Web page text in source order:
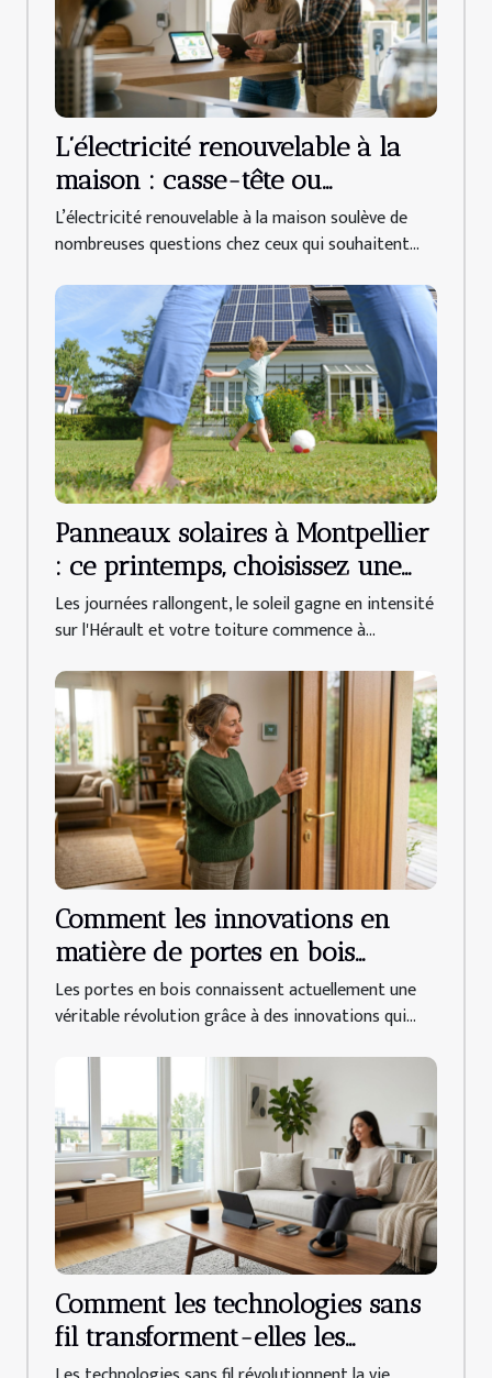
L’électricité renouvelable à la
maison : casse-tête ou
opportunité accessible ?
L’électricité renouvelable à la maison soulève de
nombreuses questions chez ceux qui souhaitent...
Panneaux solaires à Montpellier
: ce printemps, choisissez une
entreprise locale pour vous
lancer !
Les journées rallongent, le soleil gagne en intensité
sur l'Hérault et votre toiture commence à...
Comment les innovations en
matière de portes en bois
améliorent-elles l'efficacité
énergétique ?
Les portes en bois connaissent actuellement une
véritable révolution grâce à des innovations qui...
Comment les technologies sans
fil transforment-elles les
maisons modernes ?